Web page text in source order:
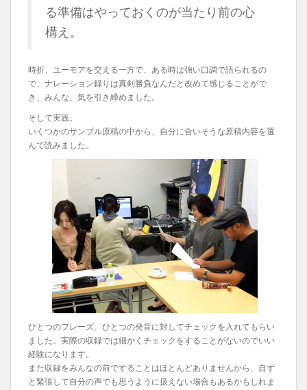
る準備はやっておくのが当たり前の心
構え。
時折、ユーモアを交える一方で、ある時は強い口調で語られるの
で、ナレーション録りは真剣勝負なんだと改めて感じることがで
き、みんな、気を引き締めました。
そして実践。
いくつかのサンプル原稿の中から、自分に合いそうな原稿内容を選
んで読みました。
ひとつのフレーズ、ひとつの発音に対してチェックを入れてもらい
ました。実際の収録では細かくチェックをすることがないのでいい
経験になります。
また収録をみんなの前ですることはほとんどありませんから、自ず
と緊張して自分の声でも思うように扱えない場合もあるかもしれま